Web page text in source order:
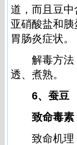
道，而且豆
亚硝酸盐和
胃肠炎症状。
解毒方法：
透、煮熟。
6、蚕豆
致命毒素
致命机理：